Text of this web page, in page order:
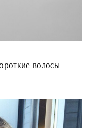
волосы